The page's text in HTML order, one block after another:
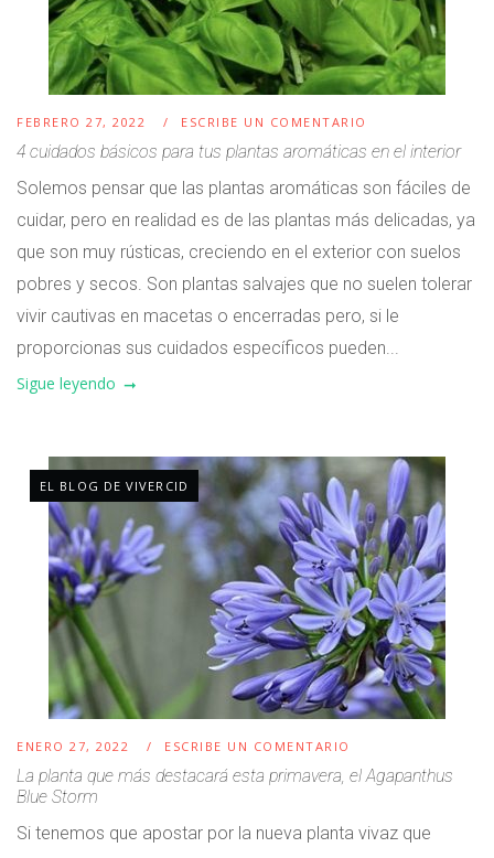
FEBRERO 27, 2022 ESCRIBE UN COMENTARIO
4 cuidados básicos para tus plantas aromáticas en el interior
Solemos pensar que las plantas aromáticas son fáciles de
cuidar, pero en realidad es de las plantas más delicadas, ya
que son muy rústicas, creciendo en el exterior con suelos
pobres y secos. Son plantas salvajes que no suelen tolerar
vivir cautivas en macetas o encerradas pero, si le
proporcionas sus cuidados específicos pueden...
Sigue leyendo
EL BLOG DE VIVERCID
ENERO 27, 2022 ESCRIBE UN COMENTARIO
La planta que más destacará esta primavera, el Agapanthus
Blue Storm
Si tenemos que apostar por la nueva planta vivaz que